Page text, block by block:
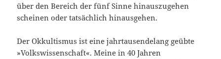
über den Bereich der fünf Sinne hinauszugehen
scheinen oder tatsächlich hinausgehen.
Der Okkultismus ist eine jahrtausendelang geübte
»Volkswissenschaft«. Meine in 40 Jahren